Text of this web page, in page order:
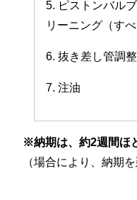
5. ピストンバル
リーニング（すべ
6. 抜き差し管調整
7. 注油
※納期は、約2週間ほ
（場合により、納期